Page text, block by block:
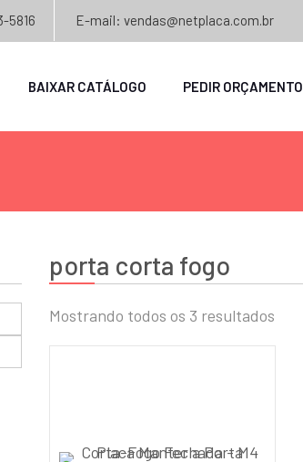
5816 E-mail: vendas@netplaca.com.br
BAIXAR CATÁLOGO PEDIR ORÇAMENTO
porta corta fogo
Mostrando todos os 3 resultados
Preço
máximo